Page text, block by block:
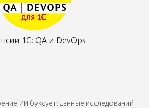
1С: QA и DevOps
ИИ буксует: данные исследований